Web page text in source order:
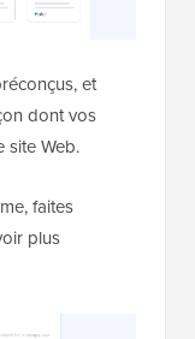
et
dont vos
site Web.
faites
plus